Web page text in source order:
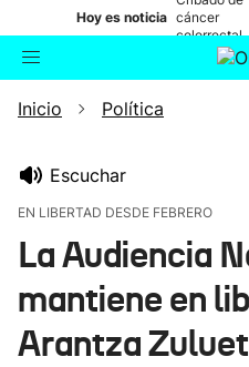
Hoy es noticia cáncer
colorrectal
Buscador
Inicio Política
Escuchar
EN LIBERTAD DESDE FEBRERO
La Audiencia
mantiene en
Arantza